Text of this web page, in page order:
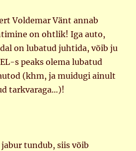
Voldemar Vänt annab
on ohtlik! Iga auto,
on lubatud juhtida, võib ju
s peaks olema lubatud
(khm, ja muidugi ainult
tarkvaraga…)!
tundub, siis võib